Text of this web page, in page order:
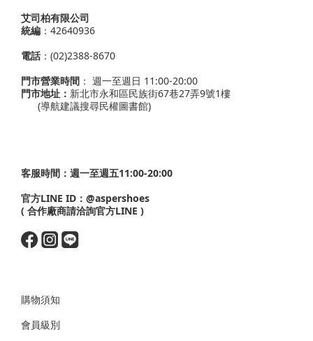
艾司柏有限公司
統編 ：42640936
電話：(02)2388-8670
門市營業時間 ： 週一至週日 11:00-20:00
門市地址： 新北市永和區民族街67巷27弄9號1樓
(導航建議搜尋民權圖書館)
客服時間：週一至週五11:00-20:00
官方LINE ID： @aspershoes
( 合作廠商請洽詢官方LINE )
購物須知
會員級別